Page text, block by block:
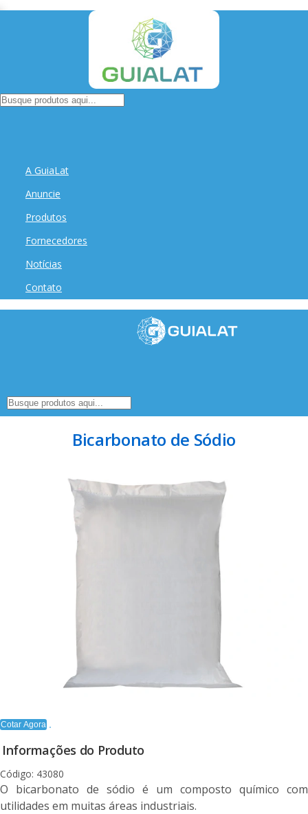
A GuiaLat
Anuncie
Produtos
Fornecedores
Notícias
Contato
Bicarbonato de Sódio
Cotar Agora
Informações do Produto
Código: 43080
O bicarbonato de sódio é um composto químico com
utilidades em muitas áreas industriais.